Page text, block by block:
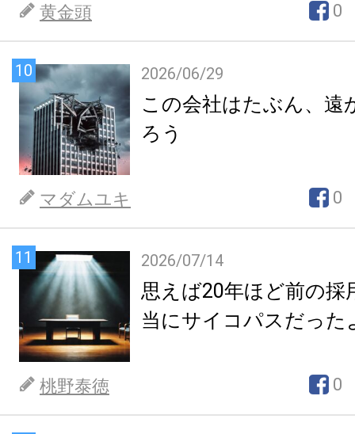
黄金頭 0
10 2026/06/29
この会社はたぶん、遠
ろう
マダムユキ 0
11 2026/07/14
思えば20年ほど前の採
当にサイコパスだった
桃野泰徳 0